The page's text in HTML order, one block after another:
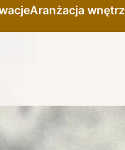
Aranżacja wnętrz